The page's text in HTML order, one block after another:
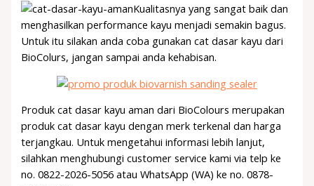
Kualitasnya yang sangat baik dan
menghasilkan performance kayu menjadi semakin bagus.
Untuk itu silakan anda coba gunakan cat dasar kayu dari
BioColurs, jangan sampai anda kehabisan.
Produk cat dasar kayu aman dari BioColours merupakan
produk cat dasar kayu dengan merk terkenal dan harga
terjangkau. Untuk mengetahui informasi lebih lanjut,
silahkan menghubungi customer service kami via telp ke
no. 0822-2026-5056 atau WhatsApp (WA) ke no. 0878-